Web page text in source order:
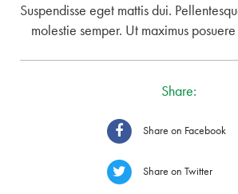
Suspendisse eget mattis dui.
molestie semper. Ut maximus
Share:
Share on Facebook
Share on Twitter